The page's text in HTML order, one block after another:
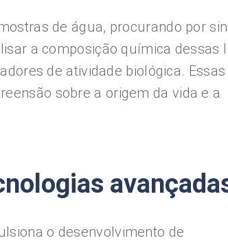
de água, procurando por
a composição química dessas
de atividade biológica. Essas
sobre a origem da vida e a
o desenvolvimento de